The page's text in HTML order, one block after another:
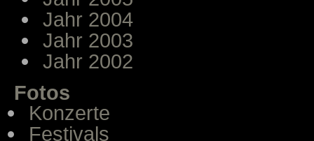
Jahr 2004
Jahr 2003
Jahr 2002
Fotos
Konzerte
Festivals